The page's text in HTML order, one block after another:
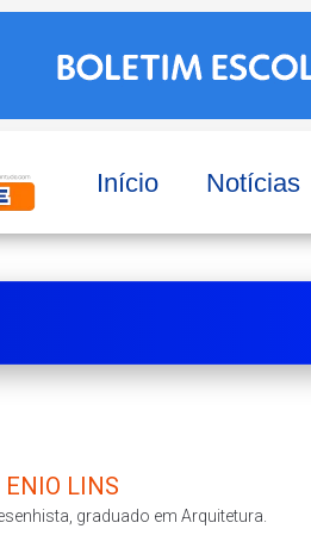
Início Notícias
ENIO LINS
graduado em Arquitetura.